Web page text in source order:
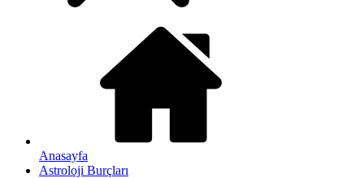
Anasayfa
Astroloji Burçları